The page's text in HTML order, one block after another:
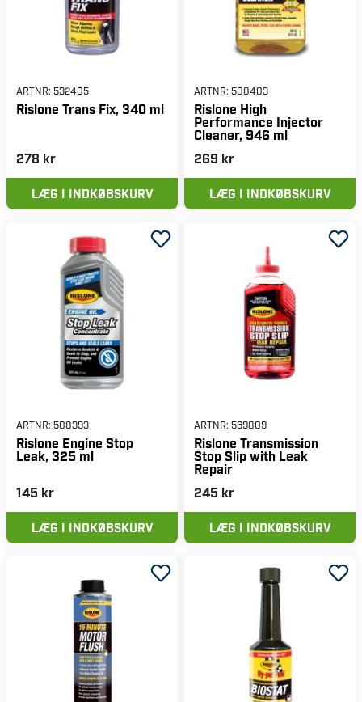
ARTNR: 532405
Rislone Trans Fix, 340 ml
278 kr
LÆG I INDKØBSKURV
ARTNR: 508403
Rislone High
Performance Injector
Cleaner, 946 ml
269 kr
LÆG I INDKØBSKURV
ARTNR: 508393
Rislone Engine Stop
Leak, 325 ml
145 kr
LÆG I INDKØBSKURV
ARTNR: 569809
Rislone Transmission
Stop Slip with Leak
Repair
245 kr
LÆG I INDKØBSKURV